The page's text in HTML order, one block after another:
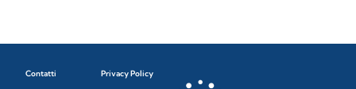
Contatti Privacy Policy